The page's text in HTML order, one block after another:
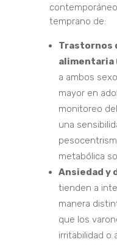
temprano de:
Trastornos
alimentaria
a ambos
mayor en
monitoreo
una
metabólica
Ansiedad y
tienden a
manera
que los
irritabilidad o